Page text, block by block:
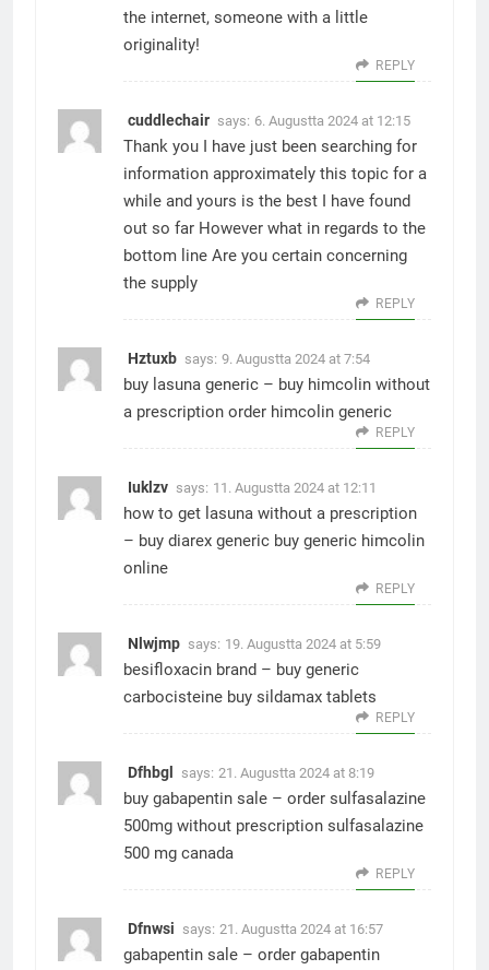
the internet, someone with a little
originality!
REPLY
cuddlechair says: 6. Augustta 2024 at 12:15
Thank you I have just been searching for
information approximately this topic for a
while and yours is the best I have found
out so far However what in regards to the
bottom line Are you certain concerning
the supply
REPLY
Hztuxb says: 9. Augustta 2024 at 7:54
buy lasuna generic – buy himcolin without
a prescription order himcolin generic
REPLY
Iuklzv says: 11. Augustta 2024 at 12:11
how to get lasuna without a prescription
– buy diarex generic buy generic himcolin
online
REPLY
Nlwjmp says: 19. Augustta 2024 at 5:59
besifloxacin brand – buy generic
carbocisteine buy sildamax tablets
REPLY
Dfhbgl says: 21. Augustta 2024 at 8:19
buy gabapentin sale – order sulfasalazine
500mg without prescription sulfasalazine
500 mg canada
REPLY
Dfnwsi says: 21. Augustta 2024 at 16:57
gabapentin sale – order gabapentin